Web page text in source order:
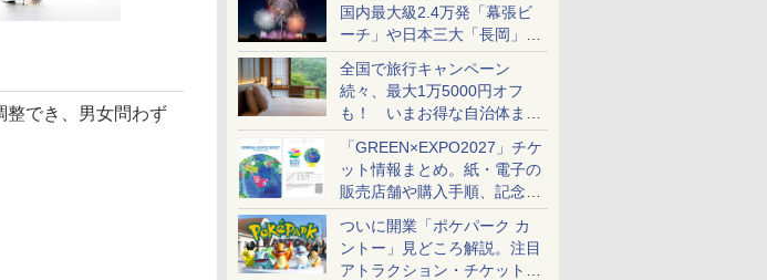
国内最大級2.4万発「幕張ビ
ーチ」や日本三大「長岡」な
ど大型イベント目白押し！
全国で旅行キャンペーン
続々、最大1万5000円オフ
も！ いまお得な自治体まと
め
「GREEN×EXPO2027」チケ
ット情報まとめ。紙・電子の
販売店舗や購入手順、記念チ
ケットも解説
ついに開業「ポケパーク カ
ントー」見どころ解説。注目
アトラクション・チケット手
でき、男女問わず